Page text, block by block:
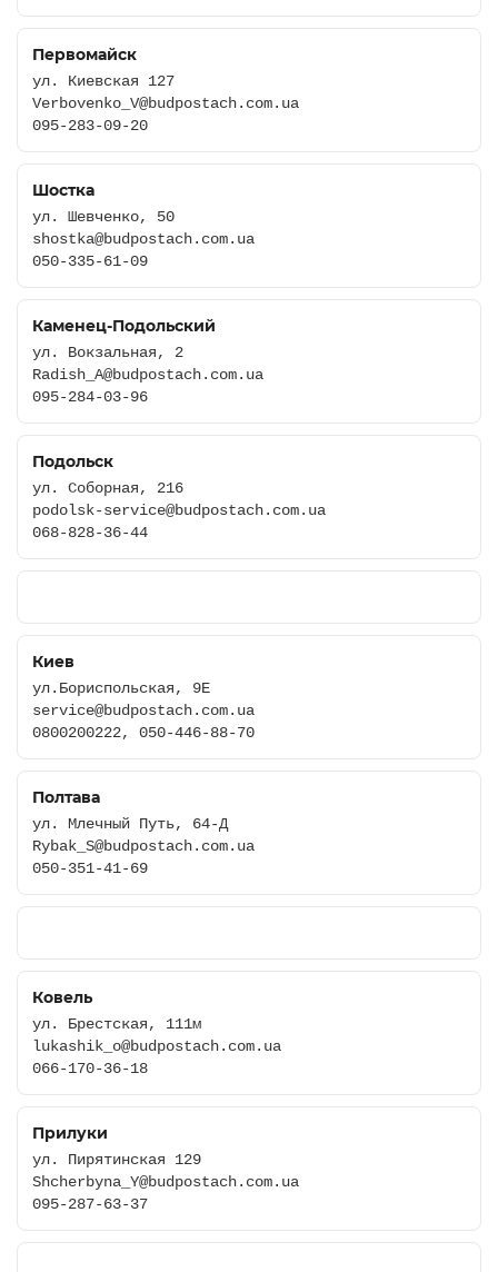
Первомайск
ул. Киевская 127
Verbovenko_V@budpostach.com.ua
095-283-09-20
Шостка
ул. Шевченко, 50
shostka@budpostach.com.ua
050-335-61-09
Каменец-Подольский
ул. Вокзальная, 2
Radish_A@budpostach.com.ua
095-284-03-96
Подольск
ул. Соборная, 216
podolsk-service@budpostach.com.ua
068-828-36-44
Киев
ул.Бориспольская, 9Е
service@budpostach.com.ua
0800200222, 050-446-88-70
Полтава
ул. Млечный Путь, 64-Д
Rybak_S@budpostach.com.ua
050-351-41-69
Ковель
ул. Брестская, 111м
lukashik_o@budpostach.com.ua
066-170-36-18
Прилуки
ул. Пирятинская 129
Shcherbyna_Y@budpostach.com.ua
095-287-63-37